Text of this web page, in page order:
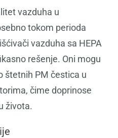
vazduha u
tokom perioda
vazduha sa HEPA
rešenje. Oni mogu
štetnih PM čestica u
čime doprinose
života.